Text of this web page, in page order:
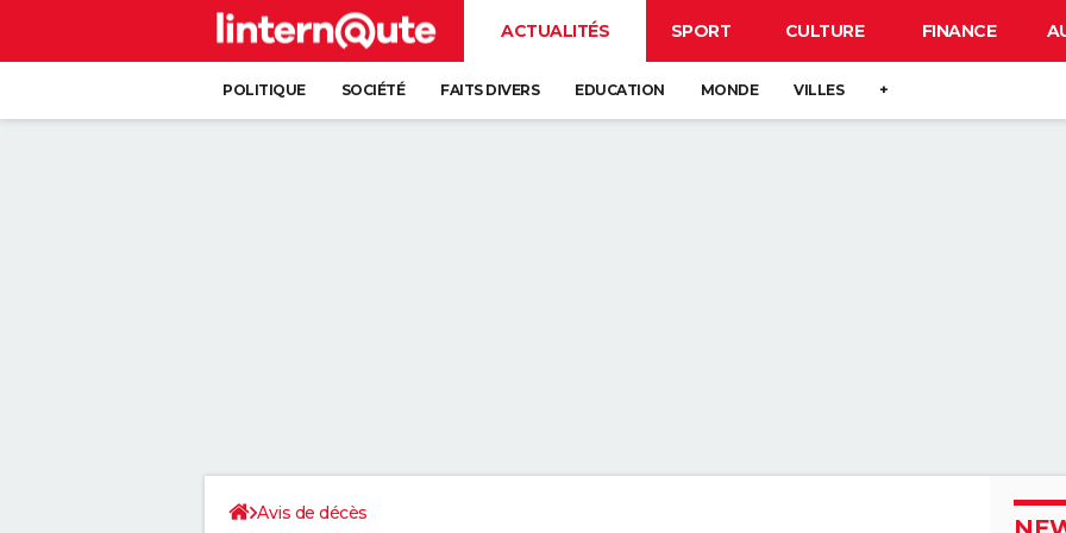
ACTUALITÉS SPORT CULTURE FINANCE
POLITIQUE SOCIÉTÉ FAITS DIVERS EDUCATION MONDE VILLES +
Avis de décès